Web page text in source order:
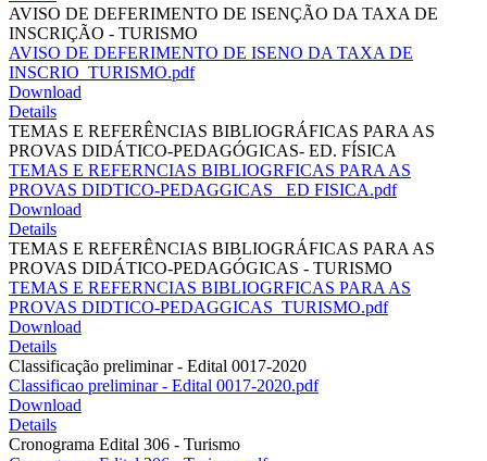
AVISO DE DEFERIMENTO DE ISENÇÃO DA TAXA DE
INSCRIÇÃO - TURISMO
AVISO DE DEFERIMENTO DE ISENO DA TAXA DE
INSCRIO_TURISMO.pdf
Download
Details
TEMAS E REFERÊNCIAS BIBLIOGRÁFICAS PARA AS
PROVAS DIDÁTICO-PEDAGÓGICAS- ED. FÍSICA
TEMAS E REFERNCIAS BIBLIOGRFICAS PARA AS
PROVAS DIDTICO-PEDAGGICAS _ED FISICA.pdf
Download
Details
TEMAS E REFERÊNCIAS BIBLIOGRÁFICAS PARA AS
PROVAS DIDÁTICO-PEDAGÓGICAS - TURISMO
TEMAS E REFERNCIAS BIBLIOGRFICAS PARA AS
PROVAS DIDTICO-PEDAGGICAS_TURISMO.pdf
Download
Details
Classificação preliminar - Edital 0017-2020
Classificao preliminar - Edital 0017-2020.pdf
Download
Details
Cronograma Edital 306 - Turismo